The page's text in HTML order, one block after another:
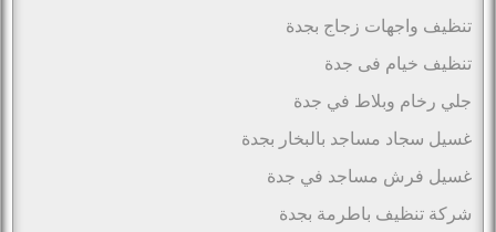
تنظيف واجهات زجاج بجدة
تنظيف خيام فى جدة
جلي رخام وبلاط في جدة
غسيل سجاد مساجد بالبخار بجدة
غسيل فرش مساجد في جدة
شركة تنظيف باطرمة بجدة